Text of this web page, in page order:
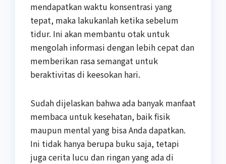
mendapatkan waktu konsentrasi yang
tepat, maka lakukanlah ketika sebelum
tidur. Ini akan membantu otak untuk
mengolah informasi dengan lebih cepat dan
memberikan rasa semangat untuk
beraktivitas di keesokan hari.
Sudah dijelaskan bahwa ada banyak manfaat
membaca untuk kesehatan, baik fisik
maupun mental yang bisa Anda dapatkan.
Ini tidak hanya berupa buku saja, tetapi
juga cerita lucu dan ringan yang ada di